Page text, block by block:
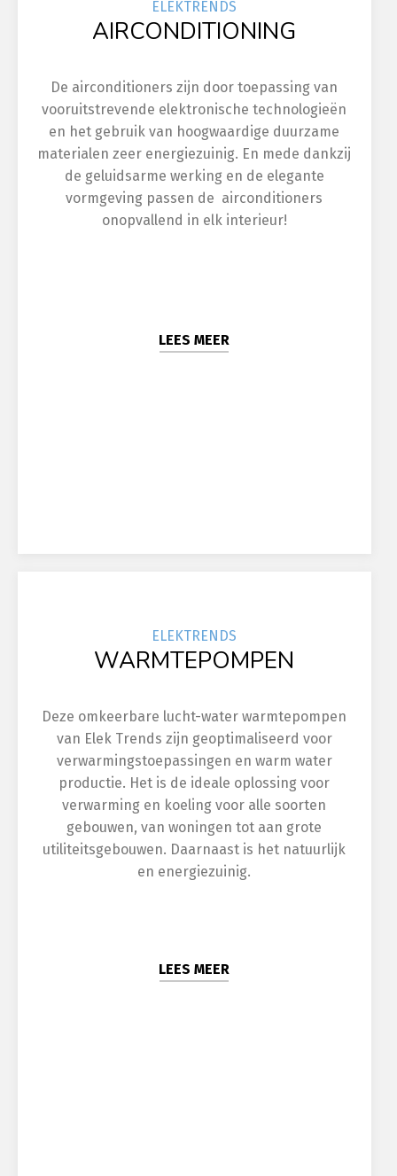
ELEKTRENDS
AIRCONDITIONING
De airconditioners zijn door toepassing van
vooruitstrevende elektronische technologieën
en het gebruik van hoogwaardige duurzame
materialen zeer energiezuinig. En mede dankzij
de geluidsarme werking en de elegante
vormgeving passen de airconditioners
onopvallend in elk interieur!
LEES MEER
ELEKTRENDS
WARMTEPOMPEN
Deze omkeerbare lucht-water warmtepompen
van Elek Trends zijn geoptimaliseerd voor
verwarmingstoepassingen en warm water
productie. Het is de ideale oplossing voor
verwarming en koeling voor alle soorten
gebouwen, van woningen tot aan grote
utiliteitsgebouwen. Daarnaast is het natuurlijk
en energiezuinig.
LEES MEER